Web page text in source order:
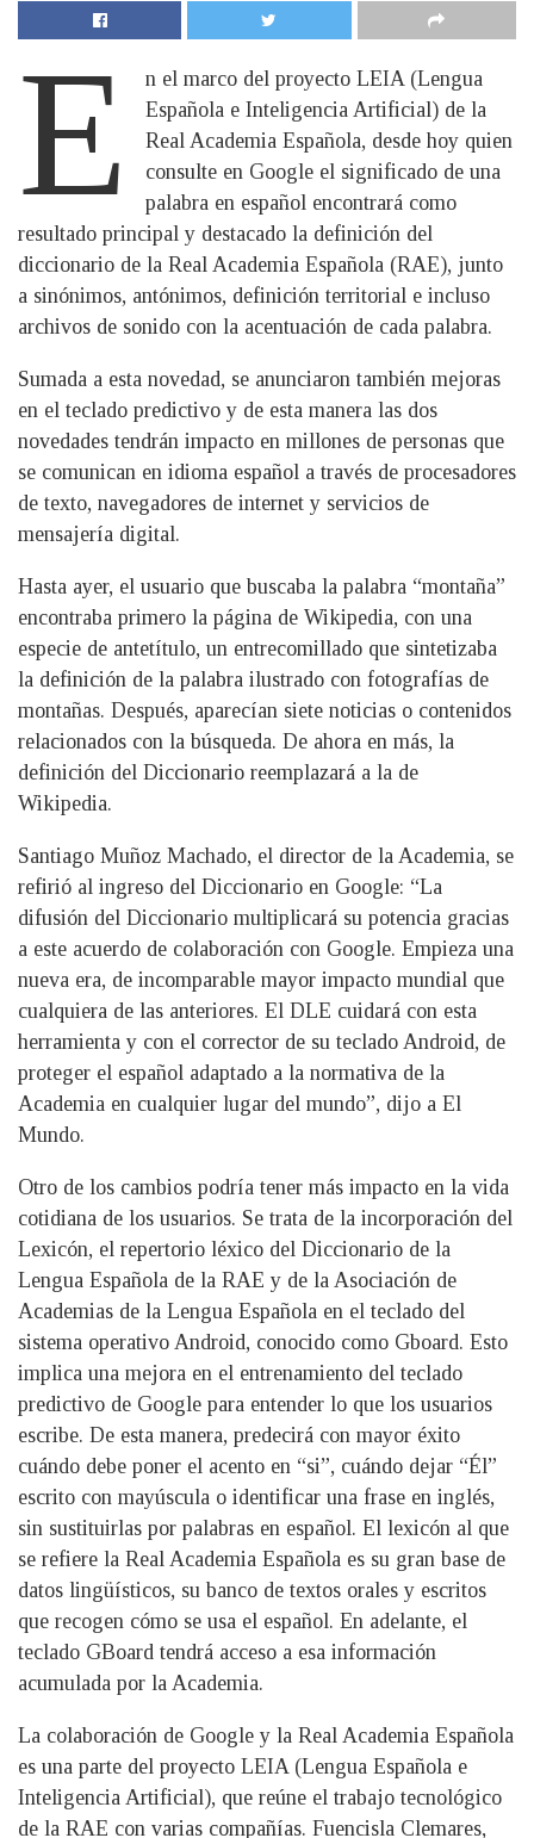
E
n el marco del proyecto LEIA (Lengua
Española e Inteligencia Artificial) de la
Real Academia Española, desde hoy quien
consulte en Google el significado de una
palabra en español encontrará como
resultado principal y destacado la definición del
diccionario de la Real Academia Española (RAE), junto
a sinónimos, antónimos, definición territorial e incluso
archivos de sonido con la acentuación de cada palabra.
Sumada a esta novedad, se anunciaron también mejoras
en el teclado predictivo y de esta manera las dos
novedades tendrán impacto en millones de personas que
se comunican en idioma español a través de procesadores
de texto, navegadores de internet y servicios de
mensajería digital.
Hasta ayer, el usuario que buscaba la palabra “montaña”
encontraba primero la página de Wikipedia, con una
especie de antetítulo, un entrecomillado que sintetizaba
la definición de la palabra ilustrado con fotografías de
montañas. Después, aparecían siete noticias o contenidos
relacionados con la búsqueda. De ahora en más, la
definición del Diccionario reemplazará a la de
Wikipedia.
Santiago Muñoz Machado, el director de la Academia, se
refirió al ingreso del Diccionario en Google: “La
difusión del Diccionario multiplicará su potencia gracias
a este acuerdo de colaboración con Google. Empieza una
nueva era, de incomparable mayor impacto mundial que
cualquiera de las anteriores. El DLE cuidará con esta
herramienta y con el corrector de su teclado Android, de
proteger el español adaptado a la normativa de la
Academia en cualquier lugar del mundo”, dijo a El
Mundo.
Otro de los cambios podría tener más impacto en la vida
cotidiana de los usuarios. Se trata de la incorporación del
Lexicón, el repertorio léxico del Diccionario de la
Lengua Española de la RAE y de la Asociación de
Academias de la Lengua Española en el teclado del
sistema operativo Android, conocido como Gboard. Esto
implica una mejora en el entrenamiento del teclado
predictivo de Google para entender lo que los usuarios
escribe. De esta manera, predecirá con mayor éxito
cuándo debe poner el acento en “si”, cuándo dejar “Él”
escrito con mayúscula o identificar una frase en inglés,
sin sustituirlas por palabras en español. El lexicón al que
se refiere la Real Academia Española es su gran base de
datos lingüísticos, su banco de textos orales y escritos
que recogen cómo se usa el español. En adelante, el
teclado GBoard tendrá acceso a esa información
acumulada por la Academia.
La colaboración de Google y la Real Academia Española
es una parte del proyecto LEIA (Lengua Española e
Inteligencia Artificial), que reúne el trabajo tecnológico
de la RAE con varias compañías. Fuencisla Clemares,